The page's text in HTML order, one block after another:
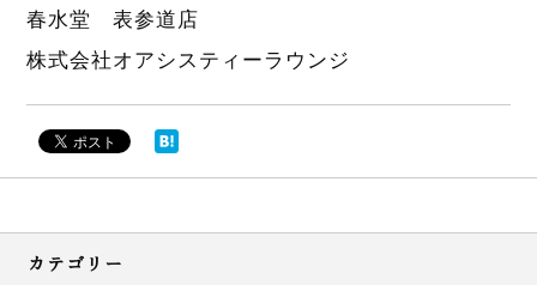
春水堂 表参道店
株式会社オアシスティーラウンジ
カテゴリー